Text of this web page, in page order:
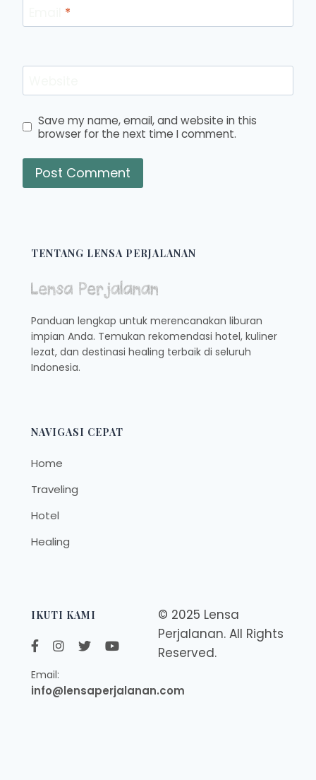
*
Save my name, email, and website in this
browser for the next time I comment.
TENTANG LENSA PERJALANAN
Panduan lengkap untuk merencanakan liburan
impian Anda. Temukan rekomendasi hotel, kuliner
lezat, dan destinasi healing terbaik di seluruh
Indonesia.
NAVIGASI CEPAT
Home
Traveling
Hotel
Healing
IKUTI KAMI
Email:
info@lensaperjalanan.com
© 2025 Lensa
Perjalanan. All Rights
Reserved.